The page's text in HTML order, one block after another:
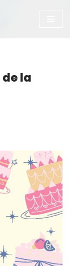
de la